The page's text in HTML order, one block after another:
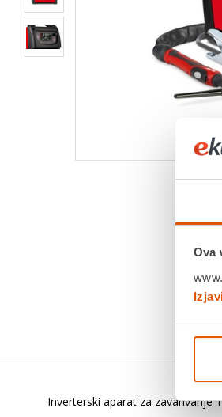
Ova
Inverterski aparat za zavarivanje